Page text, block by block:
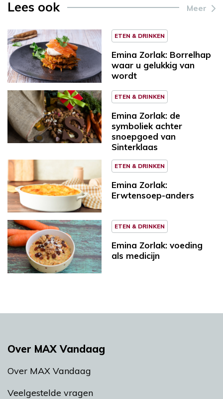
Lees ook Meer
ETEN & DRINKEN
Emina Zorlak: Borrelhap
waar u gelukkig van
wordt
ETEN & DRINKEN
Emina Zorlak: de
symboliek achter
snoepgoed van
Sinterklaas
ETEN & DRINKEN
Emina Zorlak:
Erwtensoep-anders
ETEN & DRINKEN
Emina Zorlak: voeding
als medicijn
Over MAX Vandaag
Over MAX Vandaag
Veelgestelde vragen